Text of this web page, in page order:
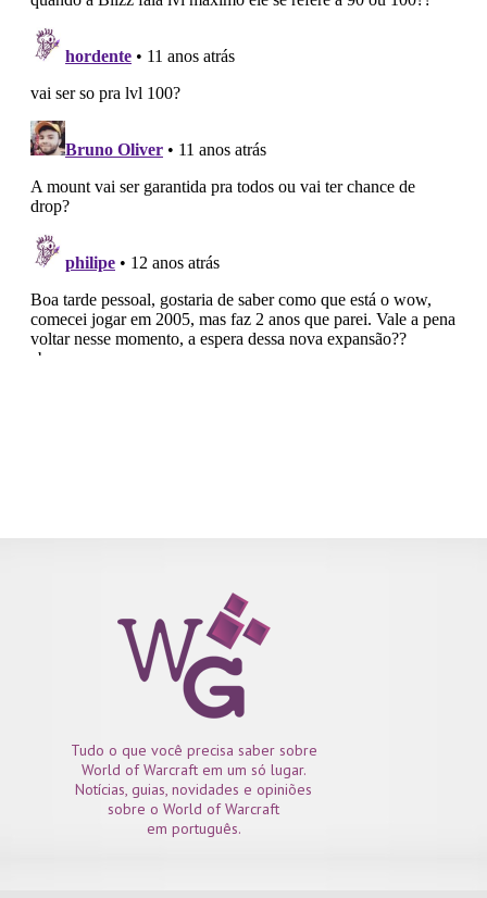
Tudo o que você precisa saber sobre
World of Warcraft em um só lugar.
Notícias, guias, novidades e opiniões
sobre o World of Warcraft
em português.